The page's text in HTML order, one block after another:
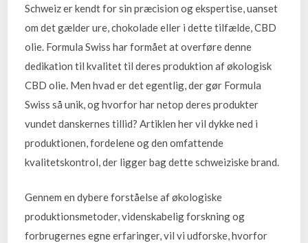
Schweiz er kendt for sin præcision og ekspertise, uanset
om det gælder ure, chokolade eller i dette tilfælde, CBD
olie. Formula Swiss har formået at overføre denne
dedikation til kvalitet til deres produktion af økologisk
CBD olie. Men hvad er det egentlig, der gør Formula
Swiss så unik, og hvorfor har netop deres produkter
vundet danskernes tillid? Artiklen her vil dykke ned i
produktionen, fordelene og den omfattende
kvalitetskontrol, der ligger bag dette schweiziske brand.
Gennem en dybere forståelse af økologiske
produktionsmetoder, videnskabelig forskning og
forbrugernes egne erfaringer, vil vi udforske, hvorfor